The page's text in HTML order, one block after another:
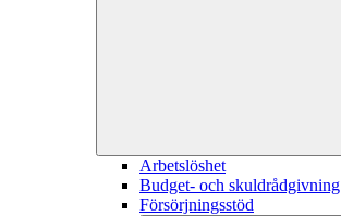
Arbetslöshet
Budget- och skuldrådgivning
Försörjningsstöd